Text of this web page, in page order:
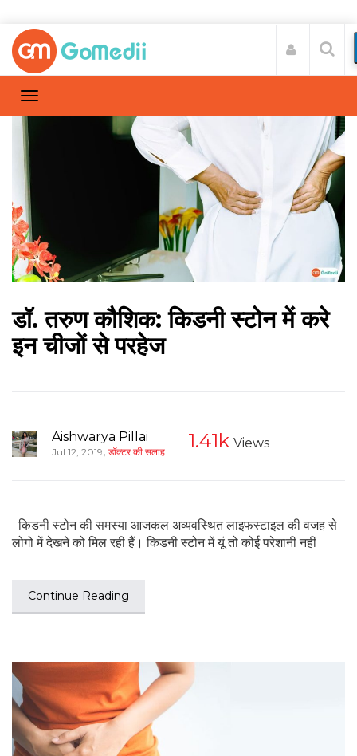
डॉ. तरुण कौशिक: किडनी स्टोन में करे
इन चीजों से परहेज
Aishwarya Pillai
Jul 12, 2019, डॉक्टर की सलाह 1.41k Views
किडनी स्टोन की समस्या आजकल अव्यवस्थि‍त लाइफस्टाइल की वजह से
लोगो में देखने को मिल रही हैं। किडनी स्टोन में यूं तो कोई परेशानी नहीं
Continue Reading